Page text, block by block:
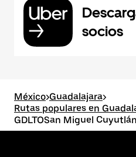
socios
México>Guadalajara>
Rutas populares en
GDLTOSan Miguel Cuyutlán